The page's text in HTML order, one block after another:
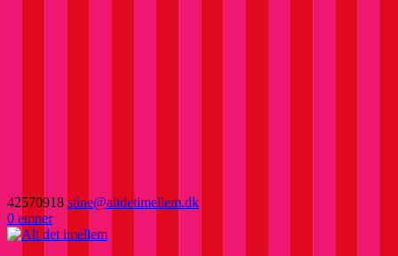
42570918 stine@altdetimellem.dk
0 emner